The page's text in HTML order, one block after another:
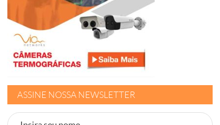
ASSINE NOSSA NEWSLETTER